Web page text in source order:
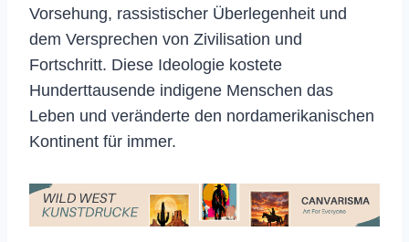
Vorsehung, rassistischer Überlegenheit und
dem Versprechen von Zivilisation und
Fortschritt. Diese Ideologie kostete
Hunderttausende indigene Menschen das
Leben und veränderte den nordamerikanischen
Kontinent für immer.